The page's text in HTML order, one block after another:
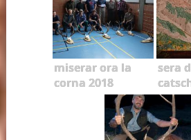
miserar ora la
corna 2018
sera